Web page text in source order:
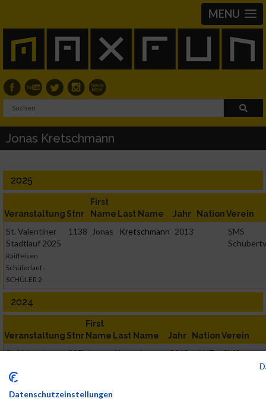
MENU
Jonas Kretschmann
2025
Veranstaltung Stnr
First
Name Last Name Jahr NationVerein
St. Valentiner
Stadtlauf 2025
Raiffeisen
Schülerlauf -
SCHÜLER 2
1138 Jonas Kretschmann 2013
SMS
2024
Veranstaltung Stnr
First
Name Last Name Jahr NationVerein
St. Valentiner
Raiffeisen
997 Jonas Kretschmann 2013 AUT
SMS
Datenschutzeinstellungen